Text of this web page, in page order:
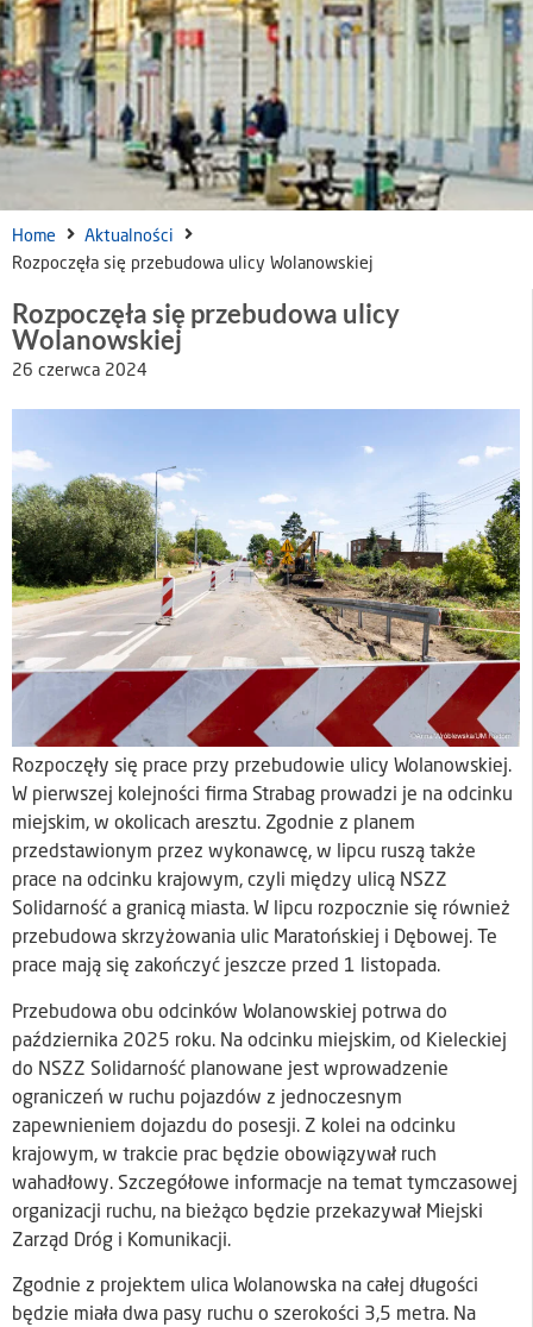
Home
Aktualności
Rozpoczęła się przebudowa ulicy Wolanowskiej
Rozpoczęła się przebudowa ulicy
Wolanowskiej
26 czerwca 2024
Rozpoczęły się prace przy przebudowie ulicy Wolanowskiej.
W pierwszej kolejności firma Strabag prowadzi je na odcinku
miejskim, w okolicach aresztu. Zgodnie z planem
przedstawionym przez wykonawcę, w lipcu ruszą także
prace na odcinku krajowym, czyli między ulicą NSZZ
Solidarność a granicą miasta. W lipcu rozpocznie się również
przebudowa skrzyżowania ulic Maratońskiej i Dębowej. Te
prace mają się zakończyć jeszcze przed 1 listopada.
Przebudowa obu odcinków Wolanowskiej potrwa do
października 2025 roku. Na odcinku miejskim, od Kieleckiej
do NSZZ Solidarność planowane jest wprowadzenie
ograniczeń w ruchu pojazdów z jednoczesnym
zapewnieniem dojazdu do posesji. Z kolei na odcinku
krajowym, w trakcie prac będzie obowiązywał ruch
wahadłowy. Szczegółowe informacje na temat tymczasowej
organizacji ruchu, na bieżąco będzie przekazywał Miejski
Zarząd Dróg i Komunikacji.
Zgodnie z projektem ulica Wolanowska na całej długości
będzie miała dwa pasy ruchu o szerokości 3,5 metra. Na